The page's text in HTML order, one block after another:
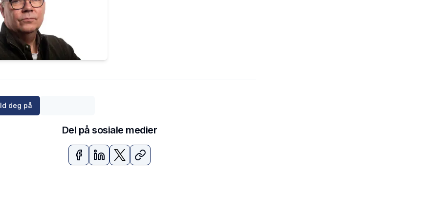
deg på
Del på sosiale medier